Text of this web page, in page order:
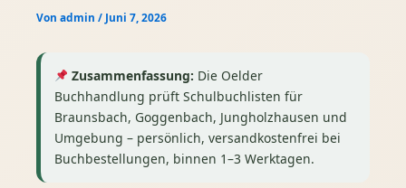
Von admin / Juni 7, 2026
Zusammenfassung: Die Oelder
Buchhandlung prüft Schulbuchlisten für
Braunsbach, Goggenbach, Jungholzhausen und
Umgebung – persönlich, versandkostenfrei bei
Buchbestellungen, binnen 1–3 Werktagen.